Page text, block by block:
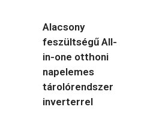
Alacsony
feszültségű All-
in-one otthoni
napelemes
tárolórendszer
inverterrel